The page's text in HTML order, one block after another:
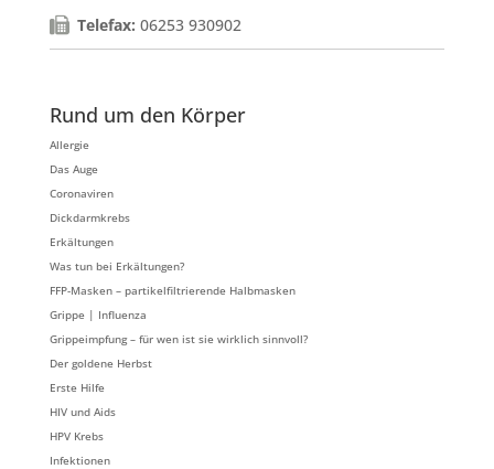
Telefax: 06253 930902
Rund um den Körper
Allergie
Das Auge
Coronaviren
Dickdarmkrebs
Erkältungen
Was tun bei Erkältungen?
FFP-Masken – partikelfiltrierende Halbmasken
Grippe | Influenza
Grippeimpfung – für wen ist sie wirklich sinnvoll?
Der goldene Herbst
Erste Hilfe
HIV und Aids
HPV Krebs
Infektionen